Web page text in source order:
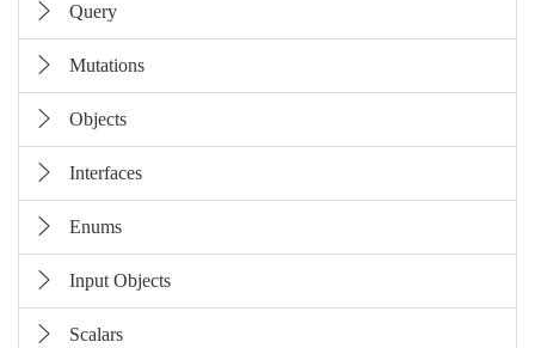
Query
Mutations
Objects
Interfaces
Enums
Input Objects
Scalars